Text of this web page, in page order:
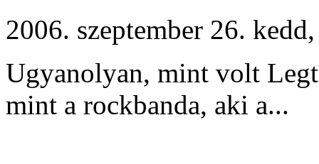
2006. szeptember 26.
Ugyanolyan, mint volt
mint a rockbanda, aki a...